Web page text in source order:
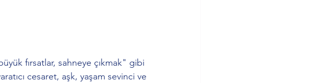
fırsatlar, sahneye çıkmak" gibi
cesaret, aşk, yaşam sevinci ve